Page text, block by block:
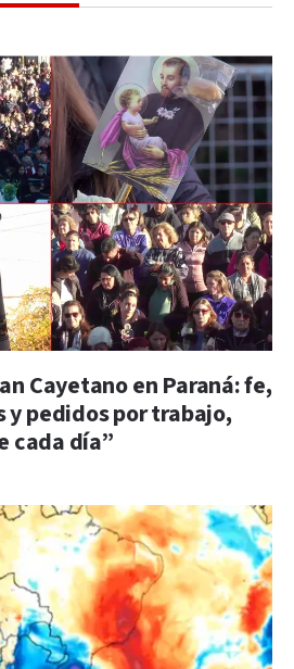
Cayetano en Paraná: fe,
pedidos por trabajo,
cada día”